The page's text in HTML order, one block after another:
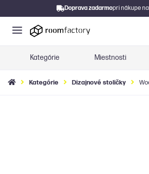
Doprava zadarmopri nákupe
Kategórie Miestnosti
Kategórie Dizajnové stoličky